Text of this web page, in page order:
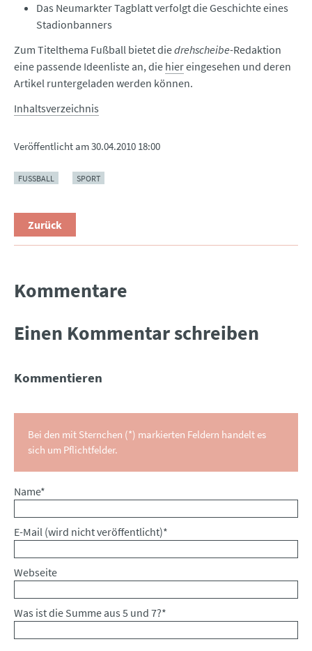
Das Neumarkter Tagblatt verfolgt die Geschichte eines
Stadionbanners
Zum Titelthema Fußball bietet diedrehscheibe-Redaktion
eine passende Ideenliste an, die hiereingesehen und deren
Artikel runtergeladen werden können.
Inhaltsverzeichnis
Veröffentlicht am30.04.2010 18:00
FUSSBALL SPORT
Zurück
Kommentare
Einen Kommentar schreiben
Kommentieren
Bei den mit Sternchen (*) markierten Feldern handelt es
sich um Pflichtfelder.
Pflichtfeld
Name*
Pflichtfeld
E-Mail (wird nicht veröffentlicht)*
Webseite
Was ist die Summe aus 5 und 7?*